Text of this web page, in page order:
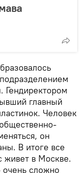
Гендиректором
главный
Человек
он
В итоге все
живет в Москве.
очень сложно